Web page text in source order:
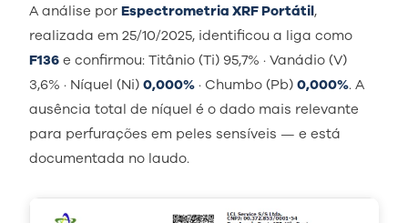
A análise por Espectrometria XRF Portátil,
realizada em 25/10/2025, identificou a liga como
F136 e confirmou: Titânio (Ti) 95,7% · Vanádio (V)
3,6% · Níquel (Ni) 0,000% · Chumbo (Pb) 0,000%. A
ausência total de níquel é o dado mais relevante
para perfurações em peles sensíveis — e está
documentada no laudo.